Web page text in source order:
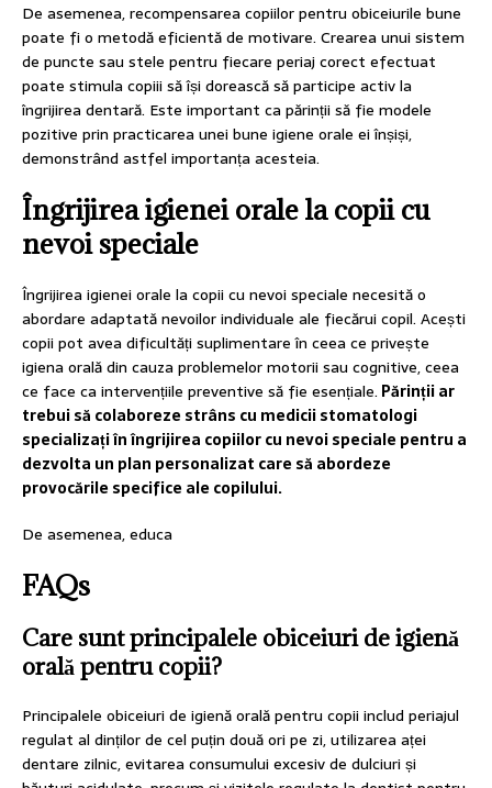
De asemenea, recompensarea copiilor pentru obiceiurile bune
poate fi o metodă eficientă de motivare. Crearea unui sistem
de puncte sau stele pentru fiecare periaj corect efectuat
poate stimula copiii să își dorească să participe activ la
îngrijirea dentară. Este important ca părinții să fie modele
pozitive prin practicarea unei bune igiene orale ei înșiși,
demonstrând astfel importanța acesteia.
Îngrijirea igienei orale la copii cu
nevoi speciale
Îngrijirea igienei orale la copii cu nevoi speciale necesită o
abordare adaptată nevoilor individuale ale fiecărui copil. Acești
copii pot avea dificultăți suplimentare în ceea ce privește
igiena orală din cauza problemelor motorii sau cognitive, ceea
ce face ca intervențiile preventive să fie esențiale. Părinții ar
trebui să colaboreze strâns cu medicii stomatologi
specializați în îngrijirea copiilor cu nevoi speciale pentru a
dezvolta un plan personalizat care să abordeze
provocările specifice ale copilului.
De asemenea, educa
FAQs
Care sunt principalele obiceiuri de igienă
orală pentru copii?
Principalele obiceiuri de igienă orală pentru copii includ periajul
regulat al dinților de cel puțin două ori pe zi, utilizarea aței
dentare zilnic, evitarea consumului excesiv de dulciuri și